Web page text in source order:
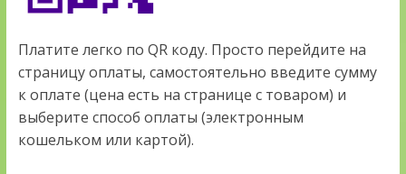
Платите легко по QR коду. Просто перейдите на
страницу оплаты, самостоятельно введите сумму
к оплате (цена есть на странице с товаром) и
выберите способ оплаты (электронным
кошельком или картой).